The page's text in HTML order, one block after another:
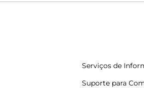
Serviços de
Suporte para